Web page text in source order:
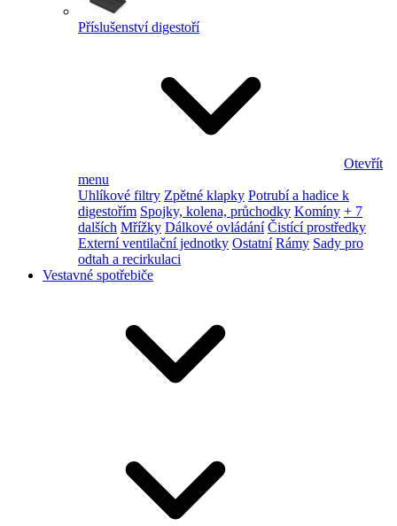
Příslušenství digestoří
Otevřít
menu
Uhlíkové filtry Zpětné klapky Potrubí a hadice k
digestořím Spojky, kolena, průchodky Komíny + 7
dalších Mřížky Dálkové ovládání Čistící prostředky
Externí ventilační jednotky Ostatní Rámy Sady pro
odtah a recirkulaci
Vestavné spotřebiče